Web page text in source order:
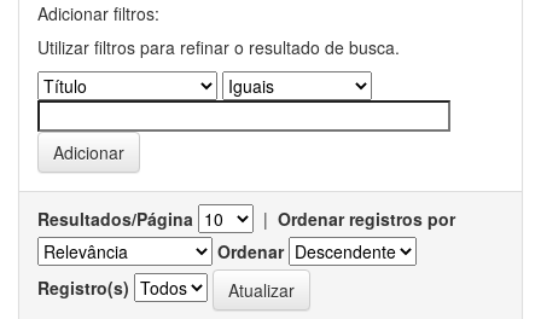
Adicionar filtros:
Utilizar filtros para refinar o resultado de busca.
Resultados/Página | Ordenar registros por
Ordenar
Registro(s)